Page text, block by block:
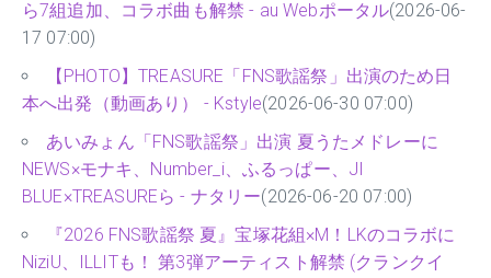
ら7組追加、コラボ曲も解禁 - au Webポータル(2026-06-
17 07:00)
【PHOTO】TREASURE「FNS歌謡祭」出演のため日
本へ出発（動画あり） - Kstyle(2026-06-30 07:00)
あいみょん「FNS歌謡祭」出演 夏うたメドレーに
NEWS×モナキ、Number_i、ふるっぱー、JI
BLUE×TREASUREら - ナタリー(2026-06-20 07:00)
『2026 FNS歌謡祭 夏』宝塚花組×M！LKのコラボに
NiziU、ILLITも！ 第3弾アーティスト解禁 (クランクイ